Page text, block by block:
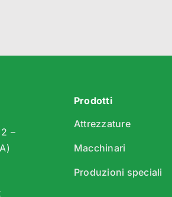
–
Prodotti
Attrezzature
Macchinari
Produzioni speciali